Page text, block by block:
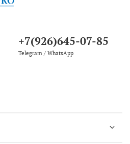
+7(926)645-07-85
Telegram / WhatsApp